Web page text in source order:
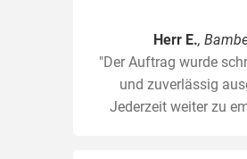
Herr E.,
"Der Auftrag wurde
und zuverlässig
Jederzeit weiter zu